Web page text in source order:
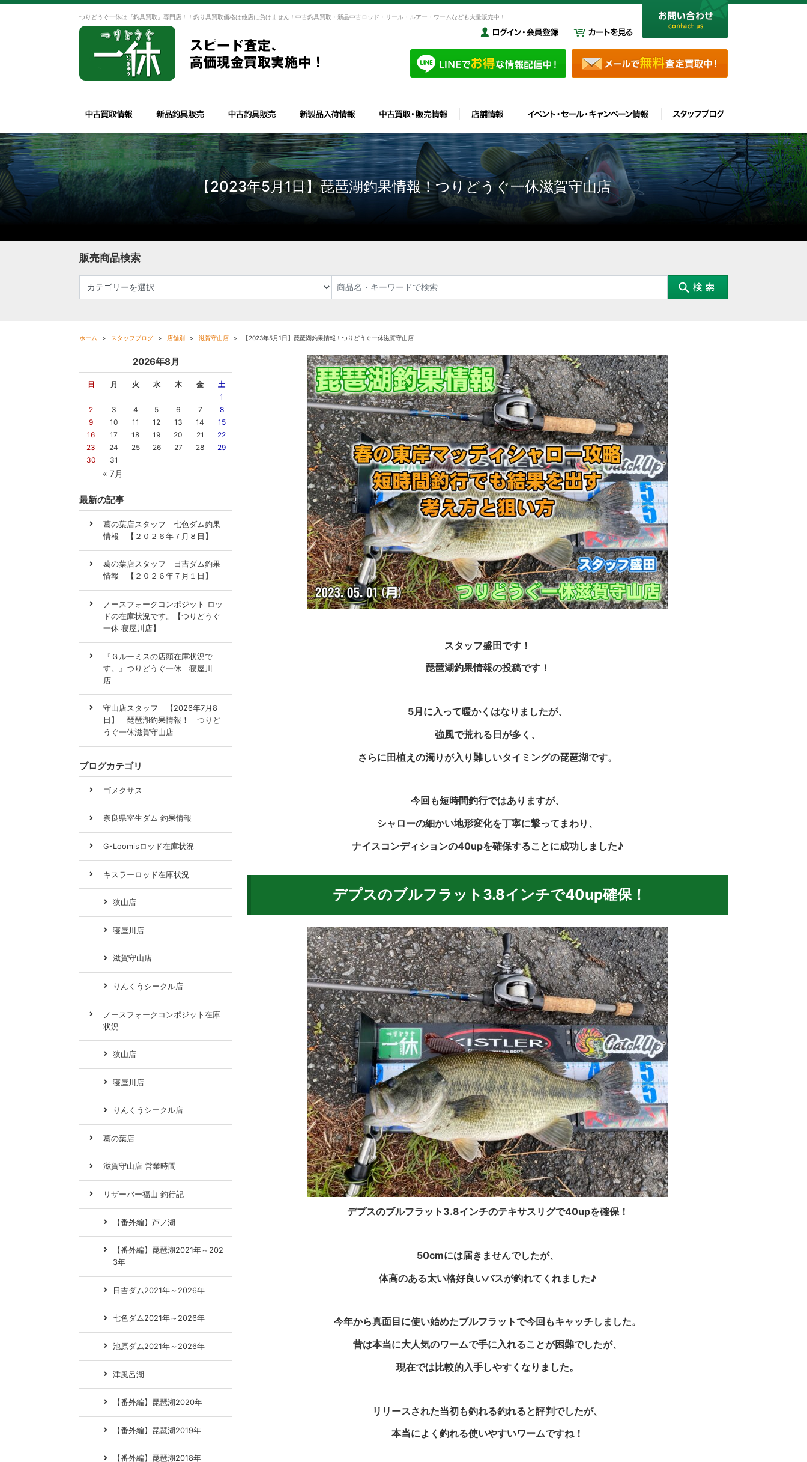
つりどうぐ一休は『釣具買取』専門店！！釣り具買取価格は他店に負けません！中古釣具買取・新品中古ロッド・リール・ルアー・ワームなども大量販売中！
【2023年5月1日】琵琶湖釣果情報！つりどうぐ一休滋賀守山店
販売商品検索
ホーム スタッフブログ 店舗別 滋賀守山店 【2023年5月1日】琵琶湖釣果情報！つりどうぐ一休滋賀守山店
スタッフ盛田です！
琵琶湖釣果情報の投稿です！
5月に入って暖かくはなりましたが、
強風で荒れる日が多く、
さらに田植えの濁りが入り難しいタイミングの琵琶湖です。
今回も短時間釣行ではありますが、
シャローの細かい地形変化を丁寧に撃ってまわり、
ナイスコンディションの40upを確保することに成功しました♪
デプスのブルフラット3.8インチで40up確保！
デプスのブルフラット3.8インチのテキサスリグで40upを確保！
50cmには届きませんでしたが、
体高のある太い格好良いバスが釣れてくれました♪
今年から真面目に使い始めたブルフラットで今回もキャッチしました。
昔は本当に大人気のワームで手に入れることが困難でしたが、
現在では比較的入手しやすくなりました。
リリースされた当初も釣れる釣れると評判でしたが、
本当によく釣れる使いやすいワームですね！
2026年8月
日 月 火 水 木 金 土
« 7月
1
2
3 4 5 6 7
8
9
10 11 12 13 14
15
16
17 18 19 20 21
22
23
24 25 26 27 28
29
30
31
最新の記事
葛の葉店スタッフ 七色ダム釣果
情報 【２０２６年７月８日】
葛の葉店スタッフ 日吉ダム釣果
情報 【２０２６年７月１日】
ノースフォークコンポジット ロッ
ドの在庫状況です。【つりどうぐ
一休 寝屋川店】
『Ｇルーミスの店頭在庫状況で
す。』つりどうぐ一休 寝屋川
店
守山店スタッフ 【2026年7月8
日】 琵琶湖釣果情報！ つりど
うぐ一休滋賀守山店
ブログカテゴリ
ゴメクサス
奈良県室生ダム 釣果情報
G-Loomisロッド在庫状況
キスラーロッド在庫状況
狭山店
寝屋川店
滋賀守山店
りんくうシークル店
ノースフォークコンポジット在庫
状況
狭山店
寝屋川店
りんくうシークル店
葛の葉店
滋賀守山店 営業時間
リザーバー福山 釣行記
【番外編】芦ノ湖
【番外編】琵琶湖2021年～202
3年
日吉ダム2021年～2026年
七色ダム2021年～2026年
池原ダム2021年～2026年
津風呂湖
【番外編】琵琶湖2020年
【番外編】琵琶湖2019年
【番外編】琵琶湖2018年